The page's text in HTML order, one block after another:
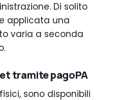
Di solito
applicata una
varia a seconda
tramite pagoPA
sono disponibili